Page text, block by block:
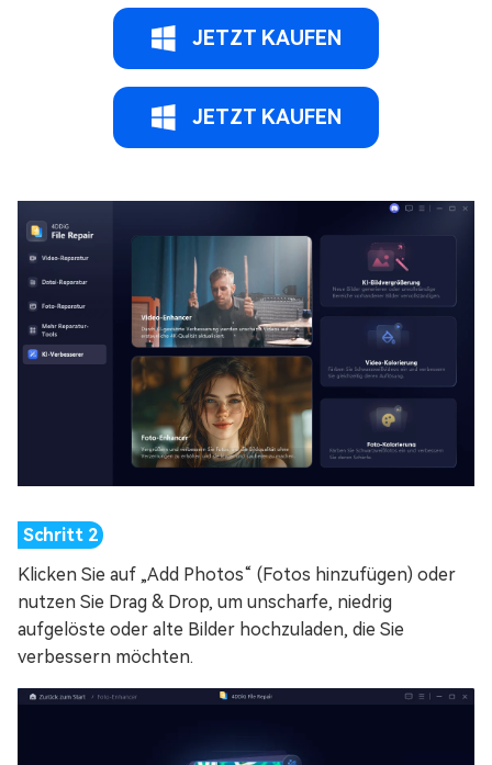
JETZT KAUFEN
JETZT KAUFEN
Klicken Sie auf „Add Photos“ (Fotos hinzufügen) oder
nutzen Sie Drag & Drop, um unscharfe, niedrig
aufgelöste oder alte Bilder hochzuladen, die Sie
verbessern möchten.